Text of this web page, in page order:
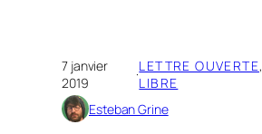
7 janvier
2019
·LETTRE OUVERTE,
LIBRE
Esteban Grine